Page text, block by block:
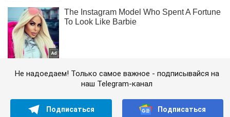
Не надоедаем! Только самое важное - подписывайся на
наш Telegram-канал
Подписаться Подписаться